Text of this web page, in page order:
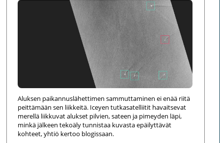
Aluksen paikannuslähettimen sammuttaminen ei enää riitä
peittämään sen liikkeitä. Iceyen tutkasatelliitit havaitsevat
merellä liikkuvat alukset pilvien, sateen ja pimeyden läpi,
minkä jälkeen tekoäly tunnistaa kuvasta epäilyttävät
kohteet, yhtiö kertoo blogissaan.